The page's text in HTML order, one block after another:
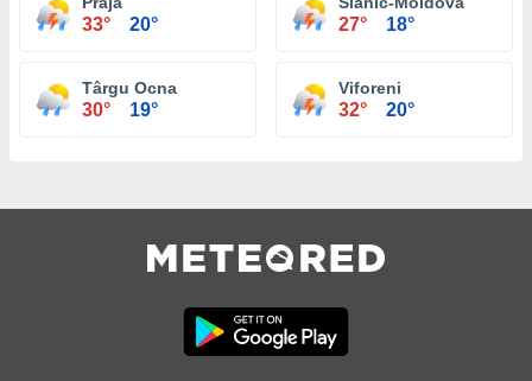
33° 20° 27° 18°
Târgu Ocna
30° 19°
Viforeni
32° 20°